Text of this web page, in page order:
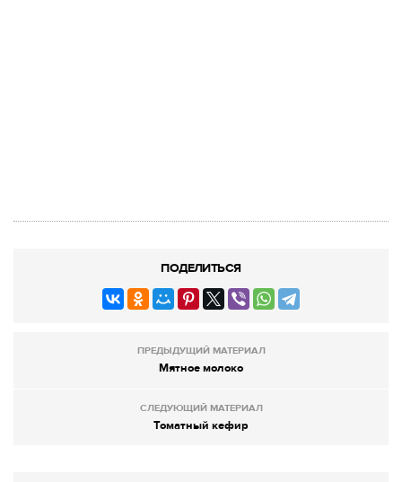
ПОДЕЛИТЬСЯ
ПРЕДЫДУЩИЙ МАТЕРИАЛ
Мятное молоко
СЛЕДУЮЩИЙ МАТЕРИАЛ
Томатный кефир